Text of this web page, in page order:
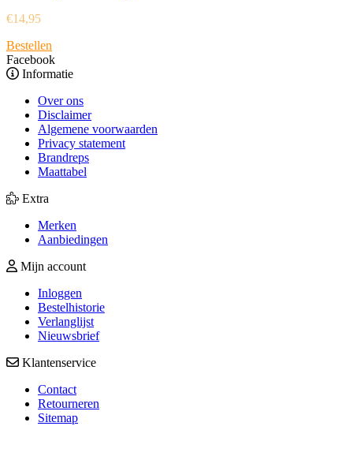
€14,95
Bestellen
Facebook
Informatie
Over ons
Disclaimer
Algemene voorwaarden
Privacy statement
Brandreps
Maattabel
Extra
Merken
Aanbiedingen
Mijn account
Inloggen
Bestelhistorie
Verlanglijst
Nieuwsbrief
Klantenservice
Contact
Retourneren
Sitemap